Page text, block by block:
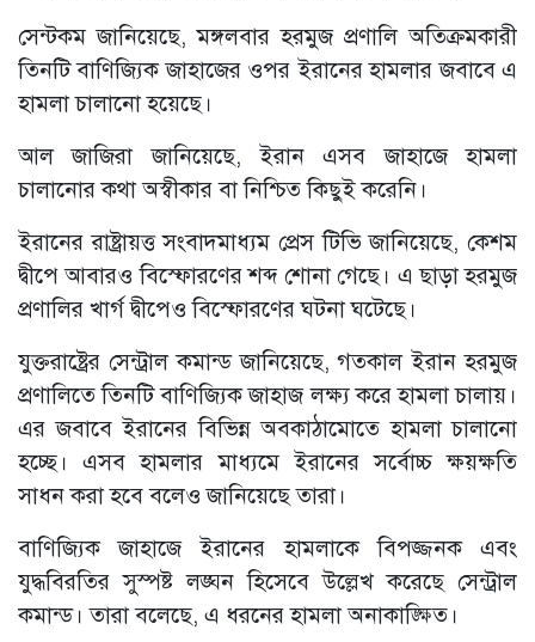
সেন্টকম জানিয়েছে, মঙ্গলবার হরমুজ প্রণালি অতিক্রমকারী
তিনটি বাণিজ্যিক জাহাজের ওপর ইরানের হামলার জবাবে এ
হামলা চালানো হয়েছে।
আল জাজিরা জানিয়েছে, ইরান এসব জাহাজে হামলা
চালানোর কথা অস্বীকার বা নিশ্চিত কিছুই করেনি।
ইরানের রাষ্ট্রায়ত্ত সংবাদমাধ্যম প্রেস টিভি জানিয়েছে, কেশম
দ্বীপে আবারও বিস্ফোরণের শব্দ শোনা গেছে। এ ছাড়া হরমুজ
প্রণালির খার্গ দ্বীপেও বিস্ফোরণের ঘটনা ঘটেছে।
যুক্তরাষ্ট্রের সেন্ট্রাল কমান্ড জানিয়েছে, গতকাল ইরান হরমুজ
প্রণালিতে তিনটি বাণিজ্যিক জাহাজ লক্ষ্য করে হামলা চালায়।
এর জবাবে ইরানের বিভিন্ন অবকাঠামোতে হামলা চালানো
হচ্ছে। এসব হামলার মাধ্যমে ইরানের সর্বোচ্চ ক্ষয়ক্ষতি
সাধন করা হবে বলেও জানিয়েছে তারা।
বাণিজ্যিক জাহাজে ইরানের হামলাকে বিপজ্জনক এবং
যুদ্ধবিরতির সুস্পষ্ট লঙ্ঘন হিসেবে উল্লেখ করেছে সেন্ট্রাল
কমান্ড। তারা বলেছে, এ ধরনের হামলা অনাকাঙ্ক্ষিত।